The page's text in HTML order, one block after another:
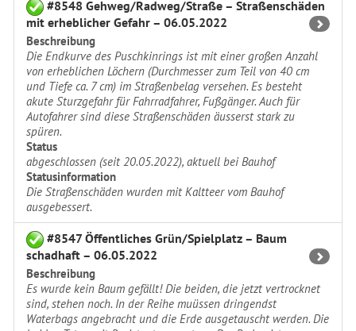
#8548 Gehweg/Radweg/Straße – Straßenschäden
mit erheblicher Gefahr – 06.05.2022
Beschreibung
Die Endkurve des Puschkinrings ist mit einer großen Anzahl
von erheblichen Löchern (Durchmesser zum Teil von 40 cm
und Tiefe ca. 7 cm) im Straßenbelag versehen. Es besteht
akute Sturzgefahr für Fahrradfahrer, Fußgänger. Auch für
Autofahrer sind diese Straßenschäden äusserst stark zu
spüren.
Status
abgeschlossen (seit 20.05.2022), aktuell bei Bauhof
Statusinformation
Die Straßenschäden wurden mit Kaltteer vom Bauhof
ausgebessert.
#8547 Öffentliches Grün/Spielplatz – Baum
schadhaft – 06.05.2022
Beschreibung
Es wurde kein Baum gefällt! Die beiden, die jetzt vertrocknet
sind, stehen noch. In der Reihe muüssen dringendst
Waterbags angebracht und die Erde ausgetauscht werden. Die